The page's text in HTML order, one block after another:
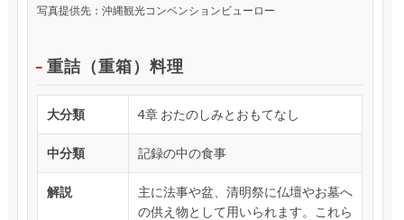
写真提供先：沖縄観光コンベンションビューロー
重詰（重箱）料理
大分類 4章 おたのしみとおもてなし
中分類 記録の中の食事
解説
主に法事や盆、清明祭に仏壇やお墓へ
の供え物として用いられます。これら